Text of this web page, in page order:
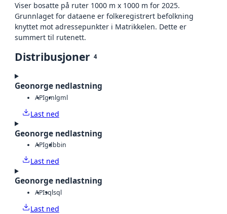
Viser bosatte på ruter 1000 m x 1000 m for 2025.
Grunnlaget for dataene er folkeregistrert befolkning
knyttet mot adressepunkter i Matrikkelen. Dette er
summert til rutenett.
Distribusjoner 4
Geonorge nedlastning
APIgmlgml
Last ned
Geonorge nedlastning
APIgdbbin
Last ned
Geonorge nedlastning
APIsqlsql
Last ned